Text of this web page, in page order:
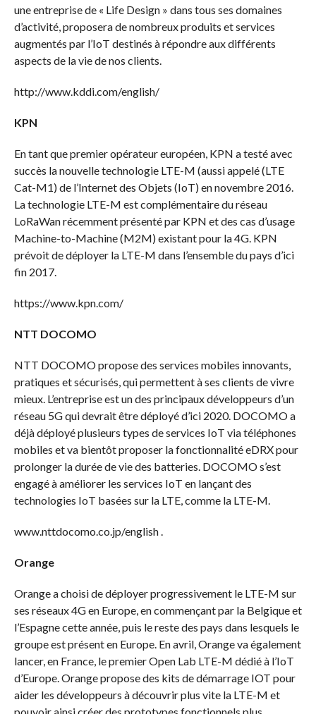
une entreprise de « Life Design » dans tous ses domaines
d’activité, proposera de nombreux produits et services
augmentés par l’IoT destinés à répondre aux différents
aspects de la vie de nos clients.
http://www.kddi.com/english/
KPN
En tant que premier opérateur européen, KPN a testé avec
succès la nouvelle technologie LTE-M (aussi appelé (LTE
Cat-M1) de l’Internet des Objets (IoT) en novembre 2016.
La technologie LTE-M est complémentaire du réseau
LoRaWan récemment présenté par KPN et des cas d’usage
Machine-to-Machine (M2M) existant pour la 4G. KPN
prévoit de déployer la LTE-M dans l’ensemble du pays d’ici
fin 2017.
https://www.kpn.com/
NTT DOCOMO
NTT DOCOMO propose des services mobiles innovants,
pratiques et sécurisés, qui permettent à ses clients de vivre
mieux. L’entreprise est un des principaux développeurs d’un
réseau 5G qui devrait être déployé d’ici 2020. DOCOMO a
déjà déployé plusieurs types de services IoT via téléphones
mobiles et va bientôt proposer la fonctionnalité eDRX pour
prolonger la durée de vie des batteries. DOCOMO s’est
engagé à améliorer les services IoT en lançant des
technologies IoT basées sur la LTE, comme la LTE-M.
www.nttdocomo.co.jp/english .
Orange
Orange a choisi de déployer progressivement le LTE-M sur
ses réseaux 4G en Europe, en commençant par la Belgique et
l’Espagne cette année, puis le reste des pays dans lesquels le
groupe est présent en Europe. En avril, Orange va également
lancer, en France, le premier Open Lab LTE-M dédié à l’IoT
d’Europe. Orange propose des kits de démarrage IOT pour
aider les développeurs à découvrir plus vite la LTE-M et